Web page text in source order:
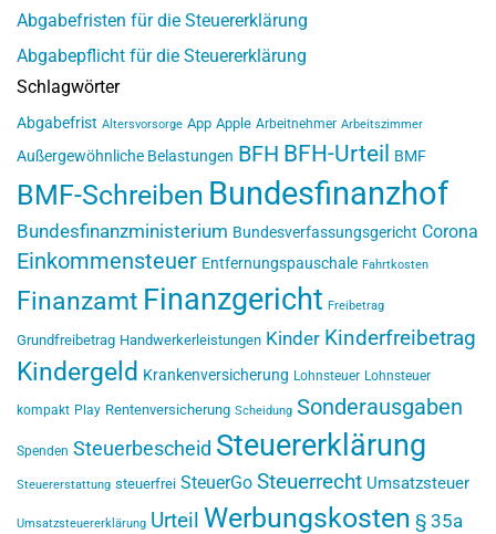
Abgabefristen für die Steuererklärung
Abgabepflicht für die Steuererklärung
Schlagwörter
Abgabefrist Altersvorsorge App Apple Arbeitnehmer Arbeitszimmer
Außergewöhnliche Belastungen BFH BFH-Urteil BMF
BMF-Schreiben Bundesfinanzhof
Bundesfinanzministerium Bundesverfassungsgericht Corona
Einkommensteuer Entfernungspauschale Fahrtkosten
Finanzamt Finanzgericht Freibetrag
Grundfreibetrag Handwerkerleistungen Kinder Kinderfreibetrag
Kindergeld Krankenversicherung Lohnsteuer Lohnsteuer
kompakt Play Rentenversicherung Scheidung Sonderausgaben
Spenden Steuerbescheid Steuererklärung
Steuererstattung steuerfrei SteuerGo Steuerrecht Umsatzsteuer
Umsatzsteuererklärung Urteil Werbungskosten § 35a